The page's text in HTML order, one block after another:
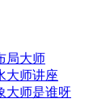
局大师
大师讲座
大师是谁呀